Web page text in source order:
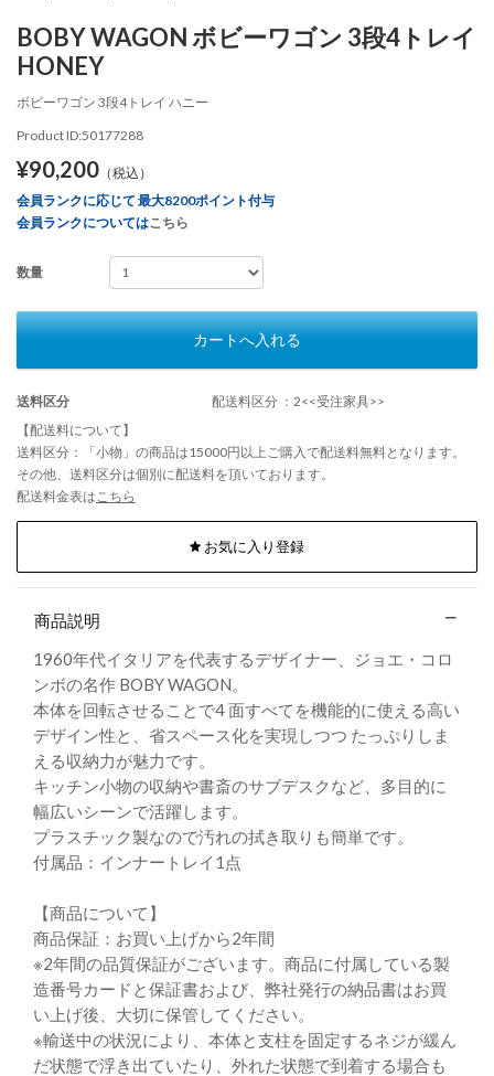
BOBY WAGON ボビーワゴン 3段4トレイ
HONEY
ボビーワゴン 3段4トレイ ハニー
Product ID:50177288
¥90,200 （税込）
会員ランクに応じて 最大8200ポイント付与
会員ランクについてはこちら
数量
カートへ入れる
送料区分
配送料区分 ：2<<受注家具>>
【配送料について】
送料区分：「小物」の商品は15000円以上ご購入で配送料無料となります。
その他、送料区分は個別に配送料を頂いております。
配送料金表は こちら
お気に入り登録
商品説明
1960年代イタリアを代表するデザイナー、ジョエ・コロ
ンボの名作 BOBY WAGON。
本体を回転させることで4 面すべてを機能的に使える高い
デザイン性と、省スペース化を実現しつつ たっぷりしま
える収納力が魅力です。
キッチン小物の収納や書斎のサブデスクなど、多目的に
幅広いシーンで活躍します。
プラスチック製なので汚れの拭き取りも簡単です。
付属品：インナートレイ1点
【商品について】
商品保証：お買い上げから2年間
※2年間の品質保証がございます。商品に付属している製
造番号カードと保証書および、弊社発行の納品書はお買
い上げ後、大切に保管してください。
※輸送中の状況により、本体と支柱を固定するネジが緩ん
だ状態で浮き出ていたり、外れた状態で到着する場合も